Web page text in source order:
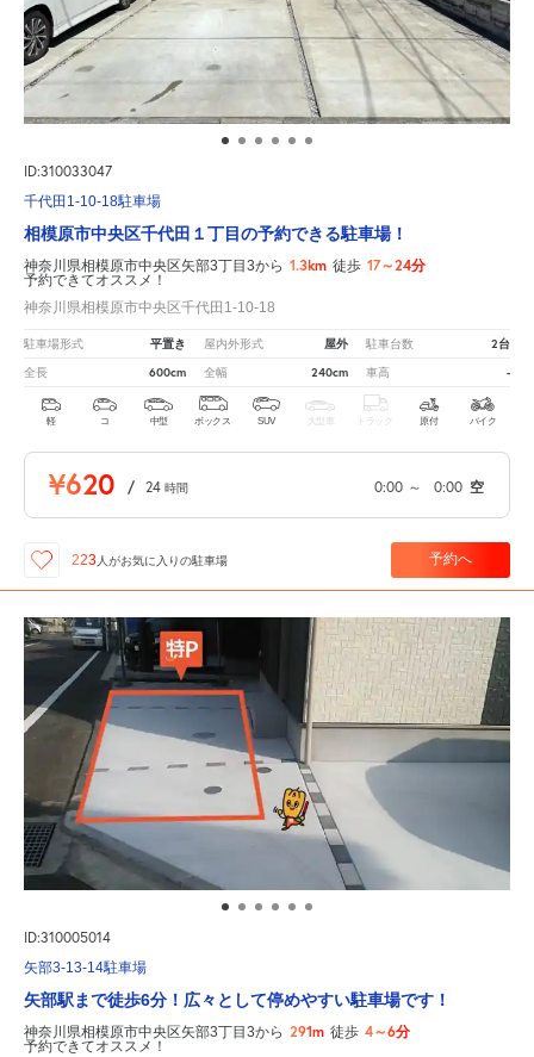
ID:310033047
千代田1-10-18駐車場
相模原市中央区千代田１丁目の予約できる駐車場！
神奈川県相模原市中央区矢部3丁目3から 1.3km 徒歩 17～24分
予約できてオススメ！
神奈川県相模原市中央区千代田1-10-18
駐車場形式 平置き 屋内外形式 屋外 駐車台数 2台
全長 600cm 全幅 240cm 車高 -
軽 コ 中型 ボックス SUV 大型車 トラック 原付 バイク
¥620 / 24 時間 0:00 ～ 0:00 空
223 人がお気に入りの駐車場 予約へ
ID:310005014
矢部3-13-14駐車場
矢部駅まで徒歩6分！広々として停めやすい駐車場です！
神奈川県相模原市中央区矢部3丁目3から 291m 徒歩 4～6分
予約できてオススメ！